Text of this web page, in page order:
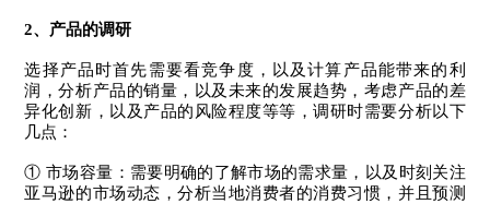
2、 产品的调研
选择产品时首先需要看竞争度，以及计算产品能带来的利
润，分析产品的销量，以及未来的发展趋势，考虑产品的差
异化创新，以及产品的风险程度等等，调研时需要分析以下
几点：
① 市场容量：需要明确的了解市场的需求量，以及时刻关注
亚马逊的市场动态，分析当地消费者的消费习惯，并且预测